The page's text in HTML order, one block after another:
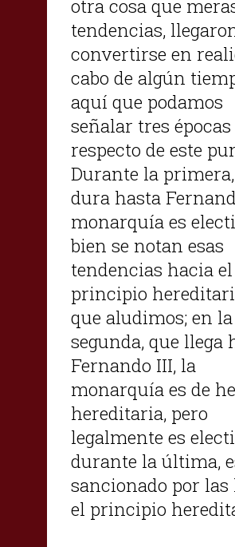
otra cosa que
tendencias,
convertirse en
cabo de algún
aquí que podamos
señalar tres épocas
respecto de este
Durante la
dura hasta
monarquía es
bien se notan esas
tendencias hacia el
principio
que aludimos; en la
segunda, que llega
Fernando III, la
monarquía es de
hereditaria, pero
legalmente es
durante la última,
sancionado por las
el principio